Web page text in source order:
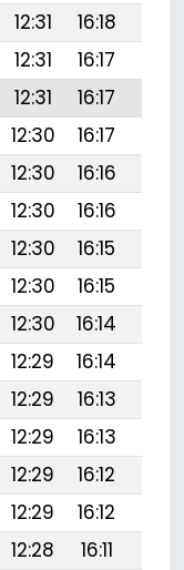
12:31 16:18
12:31 16:17
12:31 16:17
12:30 16:17
12:30 16:16
12:30 16:16
12:30 16:15
12:30 16:15
12:30 16:14
12:29 16:14
12:29 16:13
12:29 16:13
12:29 16:12
12:29 16:12
12:28 16:11